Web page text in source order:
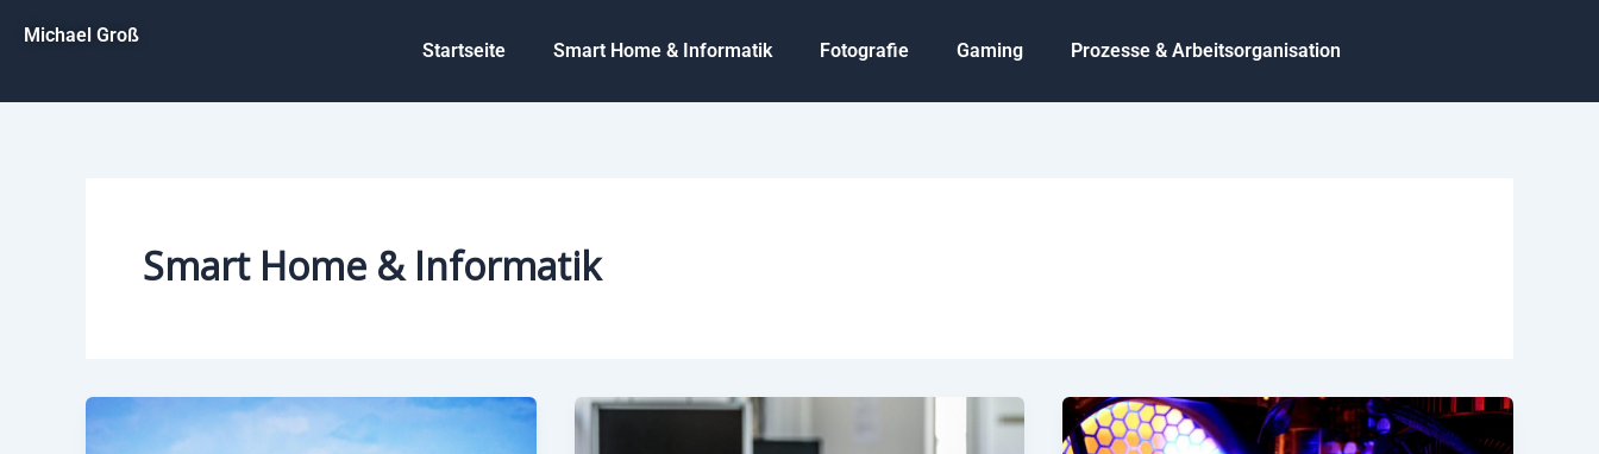
InhaltMichael Groß
Startseite Smart Home & Informatik Fotografie Gaming Prozesse & Arbeitsorganisation
Smart Home & Informatik